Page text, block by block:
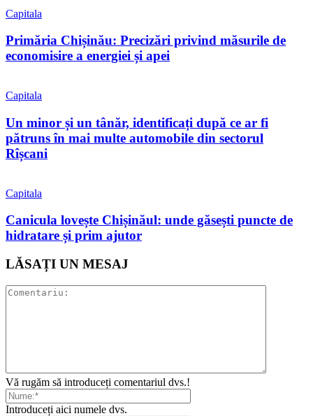
Capitala
Primăria Chișinău: Precizări privind măsurile de
economisire a energiei și apei
Capitala
Un minor și un tânăr, identificați după ce ar fi
pătruns în mai multe automobile din sectorul
Rîșcani
Capitala
Canicula lovește Chișinăul: unde găsești puncte de
hidratare și prim ajutor
LĂSAȚI UN MESAJ
Vă rugăm să introduceți comentariul dvs.!
Introduceți aici numele dvs.